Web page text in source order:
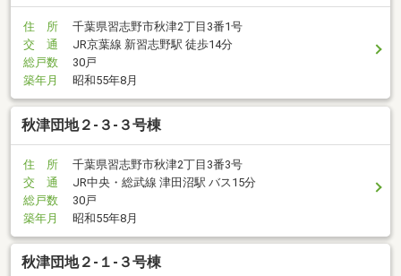
住 所
千葉県習志野市秋津2丁目3番1号
交 通
JR京葉線 新習志野駅 徒歩14分
総戸数
30戸
築年月
昭和55年8月
秋津団地２-３-３号棟
住 所
千葉県習志野市秋津2丁目3番3号
交 通
JR中央・総武線 津田沼駅 バス15分
総戸数
30戸
築年月
昭和55年8月
秋津団地２-１-３号棟